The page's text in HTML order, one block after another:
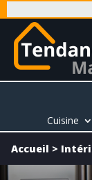
Cuisine
Accueil >